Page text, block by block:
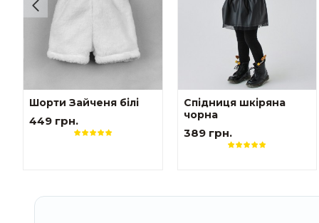
Шорти Зайченя білі
449 грн.
Спідниця шкіряна
чорна
389 грн.